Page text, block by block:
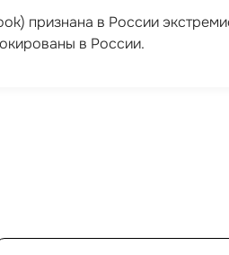
признана в России
в России.